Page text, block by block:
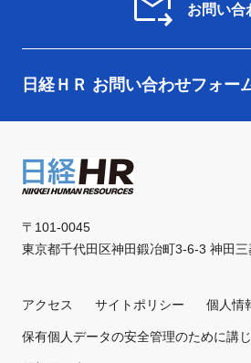
お問い合
日経ＨＲ お問い合わせフォー
〒101-0045
東京都千代田区神田鍛冶町3-6-3 神田
アクセス サイトポリシー 個人情
保有個人データの安全管理のために講